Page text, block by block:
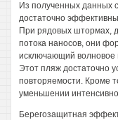
Из полученных данных
достаточно
При рядовых штормах,
потока наносов, они
исключающий волновое
Этот пляж достаточно
повторяемости. Кроме
уменьшении
Берегозащитная